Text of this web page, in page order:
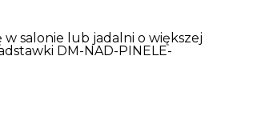
salonie lub jadalni o większej
DM-NAD-PINELE-